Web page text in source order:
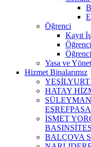
Öğrenci
Kayıt
Yasa ve
Hizmet Binalarımız
HATAY
İSMET
BALÇOVA